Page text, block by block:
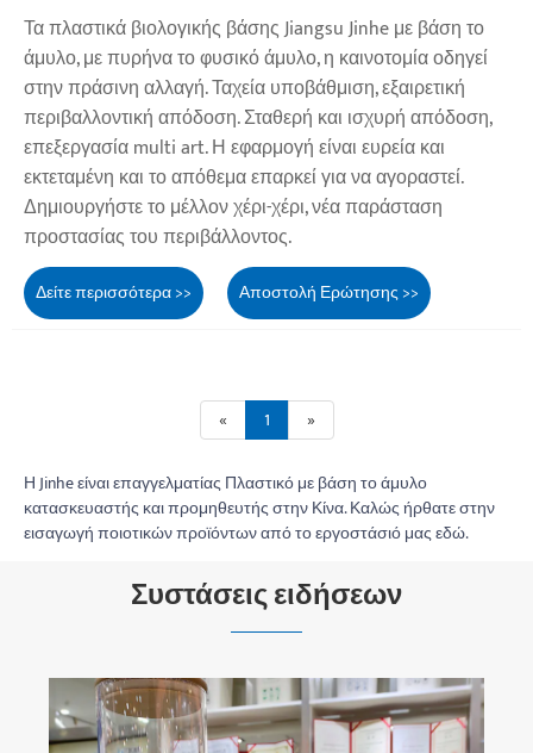
Τα πλαστικά βιολογικής βάσης Jiangsu Jinhe με βάση το
άμυλο, με πυρήνα το φυσικό άμυλο, η καινοτομία οδηγεί
στην πράσινη αλλαγή. Ταχεία υποβάθμιση, εξαιρετική
περιβαλλοντική απόδοση. Σταθερή και ισχυρή απόδοση,
επεξεργασία multi art. Η εφαρμογή είναι ευρεία και
εκτεταμένη και το απόθεμα επαρκεί για να αγοραστεί.
Δημιουργήστε το μέλλον χέρι-χέρι, νέα παράσταση
προστασίας του περιβάλλοντος.
Δείτε περισσότερα >> Αποστολή Ερώτησης >>
« 1 »
Η Jinhe είναι επαγγελματίας Πλαστικό με βάση το άμυλο
κατασκευαστής και προμηθευτής στην Κίνα. Καλώς ήρθατε στην
εισαγωγή ποιοτικών προϊόντων από το εργοστάσιό μας εδώ.
Συστάσεις ειδήσεων